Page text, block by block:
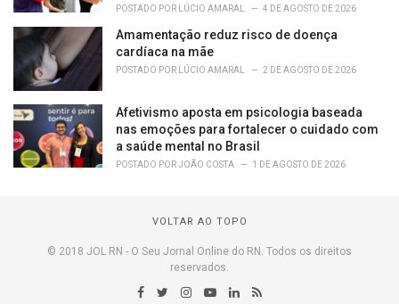
POSTADO POR LÚCIO AMARAL 4 DE AGOSTO DE 2026
Amamentação reduz risco de doença
cardíaca na mãe
POSTADO POR LÚCIO AMARAL 2 DE AGOSTO DE 2026
Afetivismo aposta em psicologia baseada
nas emoções para fortalecer o cuidado com
a saúde mental no Brasil
POSTADO PORJOÃO COSTA 1 DE AGOSTO DE 2026
VOLTAR AO TOPO
© 2018 JOL RN - O Seu Jornal Online do RN. Todos os direitos
reservados.